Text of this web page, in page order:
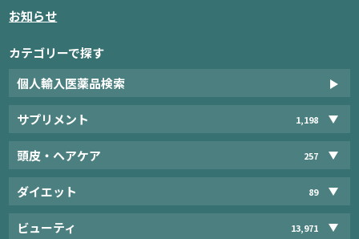
お知らせ
カテゴリーで探す
個人輸入医薬品検索
サプリメント 1,198
頭皮・ヘアケア 257
ダイエット 89
ビューティ 13,971